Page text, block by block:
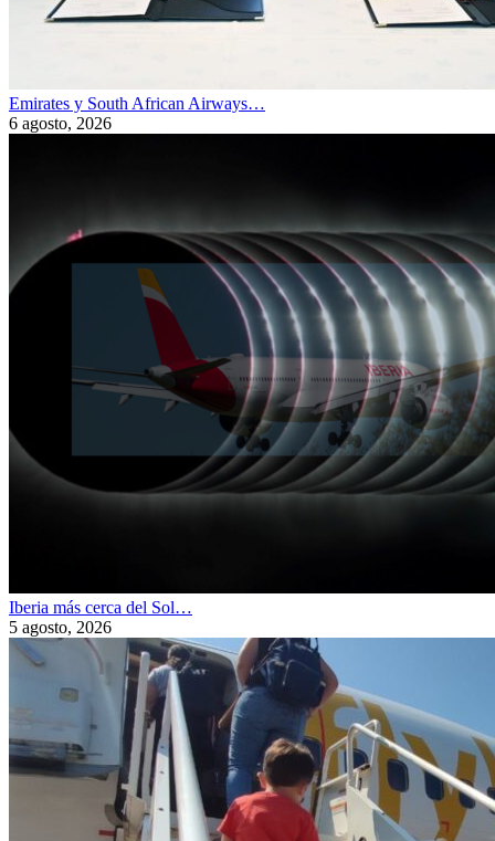
Emirates y South African Airways…
6 agosto, 2026
Iberia más cerca del Sol…
5 agosto, 2026